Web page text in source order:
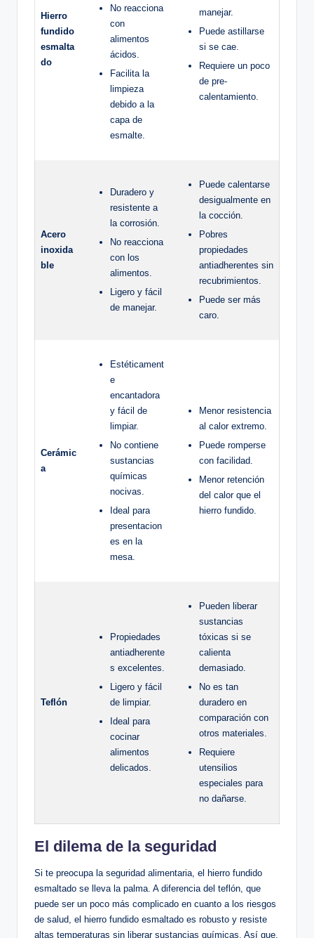
Hierro
fundido
‌esmalta
do
No ⁤reacciona
​con
alimentos
ácidos.
Facilita la
⁤limpieza
debido a la
capa de
esmalte.
manejar.
Puede astillarse
si se cae.
Requiere un poco ​
de pre-
calentamiento.
Acero
inoxida
ble
Duradero y
resistente a
la corrosión.
No reacciona
con los
alimentos.
Ligero ⁣y fácil
⁢de manejar.
Puede calentarse
desigualmente en
la cocción.
Pobres
propiedades
antiadherentes sin
recubrimientos.
Puede ser más
caro.
Cerámic
a
Estéticament
e
encantadora
y fácil de
limpiar.
No contiene
sustancias
químicas
nocivas.
Ideal para
presentacion
es ⁣en la⁣
mesa.
Menor ‍resistencia​
al⁣ calor extremo.
Puede romperse
con facilidad.
Menor retención
del calor⁣ que el
hierro fundido.
Teflón
Propiedades⁣
antiadherente
s excelentes.
Ligero y⁤ fácil⁣
de limpiar.
Ideal para
cocinar
alimentos
delicados.
Pueden ⁤liberar
sustancias
tóxicas si se
calienta
demasiado.
No es tan
duradero en
comparación con
otros materiales.
Requiere
utensilios
especiales para⁤
no dañarse.
El dilema de la seguridad
Si te preocupa la seguridad alimentaria, el hierro fundido
esmaltado se lleva​ la palma.‌ A diferencia del teflón, que
puede ser un‍ poco más⁣ complicado en cuanto a ​los riesgos
de salud,​ el hierro fundido esmaltado es robusto‌ y resiste ​
altas temperaturas sin liberar sustancias químicas. Así que,